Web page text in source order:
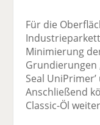
Für die
Minimierung
Grundierungen
Seal UniPrimer’
Anschließend
Classic-Öl